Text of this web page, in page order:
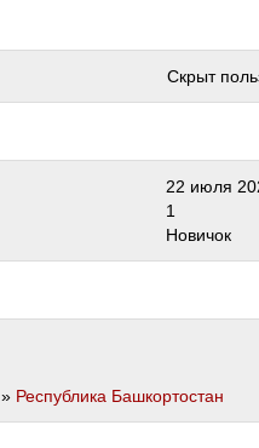
Скрыт
22 июля
1
Новичок
» Республика Башкортостан